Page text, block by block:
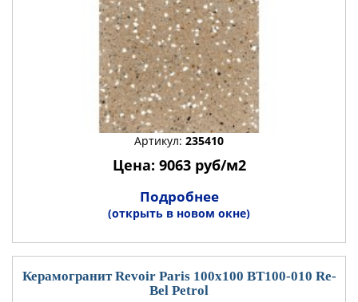
Артикул: 235410
Цена: 9063 руб/м2
Подробнее
(открыть в новом окне)
Керамогранит Revoir Paris 100x100 BT100-010 Re-
Bel Petrol